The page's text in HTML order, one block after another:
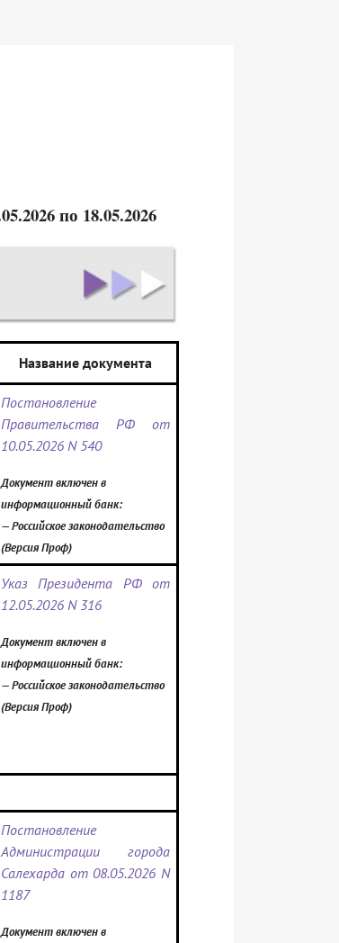
по 18.05.2026
Название документа
Постановление
Правительства РФ от
10.05.2026 N 540
Документ включен в
информационный банк:
— Российское законодательство
(Версия Проф)
Указ Президента РФ от
12.05.2026 N 316
Документ включен в
информационный банк:
— Российское законодательство
(Версия Проф)
Постановление
Администрации города
Салехарда от 08.05.2026 N
1187
Документ включен в